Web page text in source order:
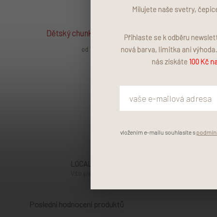
Dětský chunky svetr Blueberry
od
Dětský
LOCALLY MADE
Poslední hodnocení produktů
Milujete naše svetry,
Přihlaste se k odběru
nová barva, limitka ani
nás získáte100 Kč
vložením e-mailu souhlasíte s